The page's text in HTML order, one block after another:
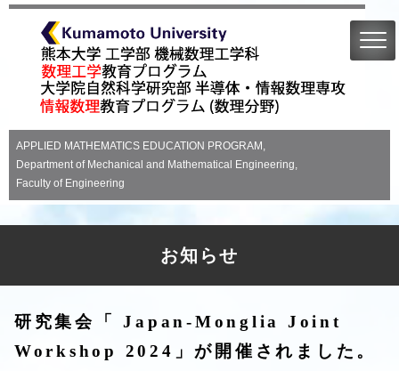
APPLIED MATHEMATICS EDUCATION PROGRAM,
Department of Mechanical and Mathematical Engineering,
Faculty of Engineering
お知らせ
研究集会「 Japan-Monglia Joint
Workshop 2024」が開催されました。